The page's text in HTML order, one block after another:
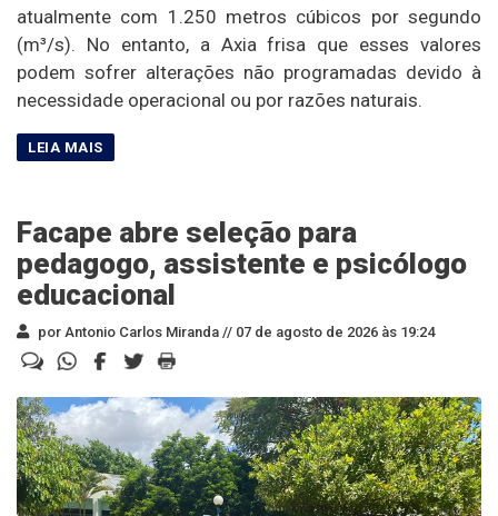
atualmente com 1.250 metros cúbicos por segundo
(m³/s). No entanto, a Axia frisa que esses valores
podem sofrer alterações não programadas devido à
necessidade operacional ou por razões naturais.
Facape abre seleção para
pedagogo, assistente e psicólogo
educacional
por Antonio Carlos Miranda // 07 de agosto de 2026 às 19:24